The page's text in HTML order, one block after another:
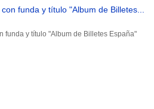
funda y título "Album de Billetes...
funda y título "Album de Billetes España"